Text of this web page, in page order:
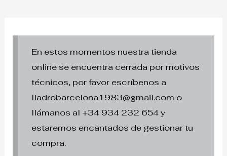
En estos momentos nuestra tienda
online se encuentra cerrada por motivos
técnicos, por favor escríbenos a
lladrobarcelona1983@gmail.com o
llámanos al +34 934 232 654 y
estaremos encantados de gestionar tu
compra.